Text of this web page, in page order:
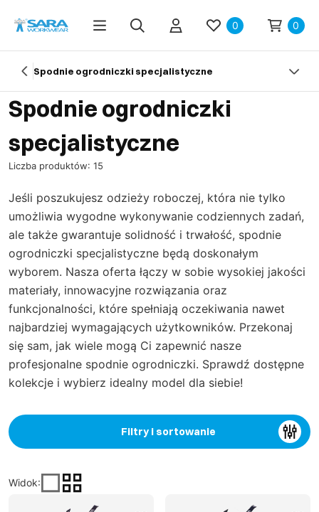
0 0
Spodnie ogrodniczki specjalistyczne
Spodnie ogrodniczki
specjalistyczne
Liczba produktów: 15
Jeśli poszukujesz odzieży roboczej, która nie tylko
umożliwia wygodne wykonywanie codziennych zadań,
ale także gwarantuje solidność i trwałość, spodnie
ogrodniczki specjalistyczne będą doskonałym
wyborem. Nasza oferta łączy w sobie wysokiej jakości
materiały, innowacyjne rozwiązania oraz
funkcjonalności, które spełniają oczekiwania nawet
najbardziej wymagających użytkowników. Przekonaj
się sam, jak wiele mogą Ci zapewnić nasze
profesjonalne spodnie ogrodniczki. Sprawdź dostępne
kolekcje i wybierz idealny model dla siebie!
Filtry i sortowanie
Widok: